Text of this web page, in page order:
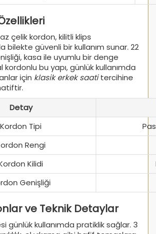
çelik kordon, kilitli klips
bilekte güvenli bir kullanım sunar. 22
kasa ile uyumlu bir denge
bu yapı, günlük kullanımda
için klasik erkek saatitercihine
Detay
Kordon Tipi
Rengi
Kilidi
Genişliği
ve Teknik Detaylar
günlük kullanımda pratiklik sağlar. 3